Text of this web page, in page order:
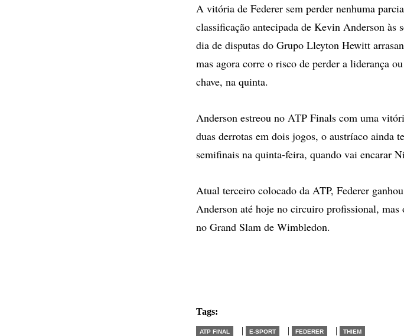
A vitória de Federer sem perder nenhuma
classificação antecipada de Kevin Anderson
dia de disputas do Grupo Lleyton Hewitt
mas agora corre o risco de perder a liderança
chave, na quinta.
Anderson estreou no ATP Finals com uma
duas derrotas em dois jogos, o austríaco ainda
semifinais na quinta-feira, quando vai encarar
Atual terceiro colocado da ATP, Federer
Anderson até hoje no circuiro profissional,
no Grand Slam de Wimbledon.
Tags:
ATP FINAL | E-SPORT | FEDERER | THIEM